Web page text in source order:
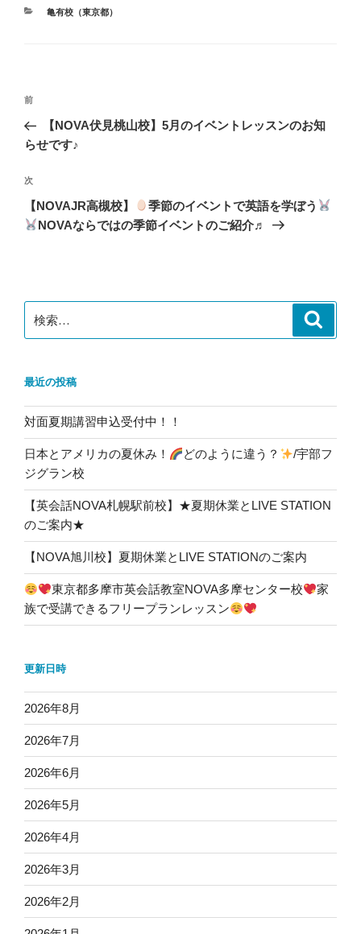
カ
亀有校（東京都）
投
ナ
ゲ
ー
シ
前
の
投
前
【NOVA伏見桃山校】5月のイベントレッスンのお知
らせです♪
次
の
投
次
【NOVAJR高槻校】
季節のイベントで英語を学ぼう
NOVAならではの季節イベントのご紹介♬
索:
最近の投稿
対面夏期講習申込受付中！！
日本とアメリカの夏休み！ どのように違う？
/宇部フ
ジグラン校
【英会話NOVA札幌駅前校】★夏期休業とLIVE STATION
のご案内★
【NOVA旭川校】夏期休業とLIVE STATIONのご案内
東京都多摩市英会話教室NOVA多摩センター校
家
族で受講できるフリープランレッスン
更新日時
2026年8月
2026年7月
2026年6月
2026年5月
2026年4月
2026年3月
2026年2月